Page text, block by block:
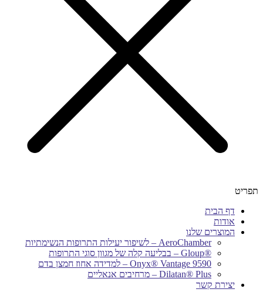
תפריט
דף הבית
אודות
המוצרים שלנו
AeroChamber – לשיפור יעילות התרופות הנשימתיות
®Gloup – בבליעה קלה של מגוון סוגי התרופות
Onyx® Vantage 9590 – למדידה אחוז חמצן בדם
Dilatan® Plus – מרחיבים אנאליים
יצירת קשר